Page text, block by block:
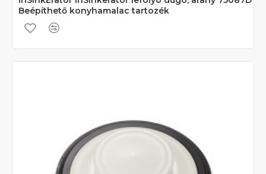
Beépíthető konyhamalac tartozék